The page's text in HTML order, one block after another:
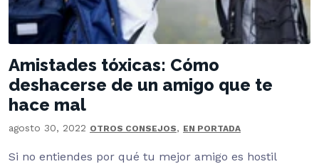
Amistades tóxicas: Cómo
deshacerse de un amigo que te
hace mal
agosto 30, 2022 OTROS CONSEJOS, EN PORTADA
Si no entiendes por qué tu mejor amigo es hostil